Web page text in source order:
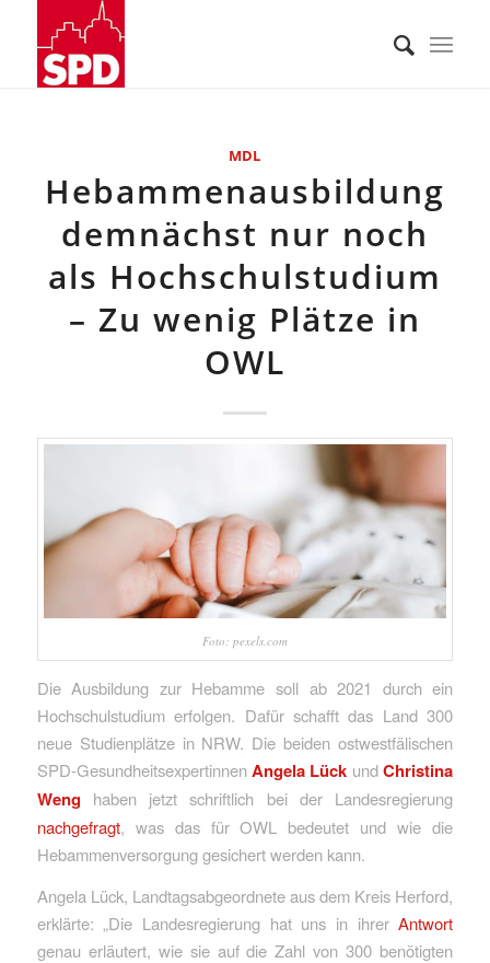
MDL
Hebammenausbildung
demnächst nur noch
als Hochschulstudium
– Zu wenig Plätze in
OWL
Foto: pexels.com
Die Ausbildung zur Hebamme soll ab 2021 durch ein
Hochschulstudium erfolgen. Dafür schafft das Land 300
neue Studienplätze in NRW. Die beiden ostwestfälischen
SPD-GesundheitsexpertinnenAngela Lück undChristina
Weng haben jetzt schriftlich bei der Landesregierung
nachgefragt, was das für OWL bedeutet und wie die
Hebammenversorgung gesichert werden kann.
Angela Lück, Landtagsabgeordnete aus dem Kreis Herford,
erklärte: „Die Landesregierung hat uns in ihrerAntwort
genau erläutert, wie sie auf die Zahl von 300 benötigten